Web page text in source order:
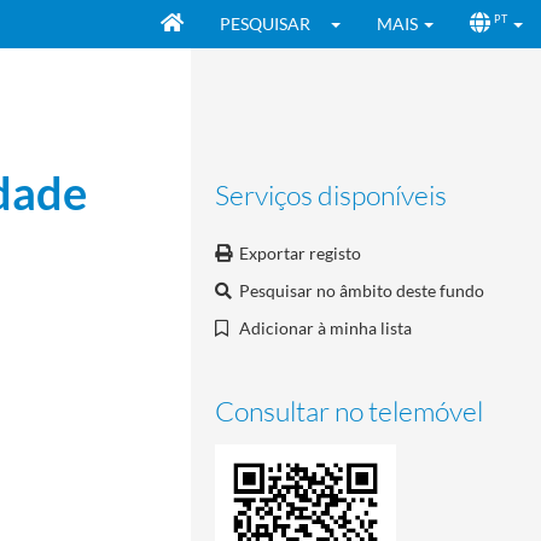
PESQUISAR MAIS PT
Play e reuniões
Serviços disponíveis
Exportar registo
Pesquisar no âmbito deste fundo
Adicionar à minha lista
Consultar no telemóvel